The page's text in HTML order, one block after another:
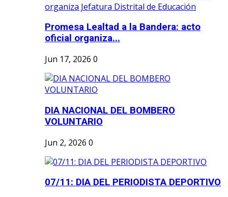
Promesa Lealtad a la Bandera: acto
oficial organiza...
Jun 17, 2026 0
DIA NACIONAL DEL BOMBERO
VOLUNTARIO
Jun 2, 2026 0
07/11: DIA DEL PERIODISTA DEPORTIVO